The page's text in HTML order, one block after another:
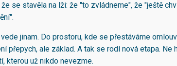
se stavěla na lži: že "to zvládneme", že "ještě
jinam. Do prostoru, kde se přestáváme
přepych, ale základ. A tak se rodí nová etapa. Ne
kterou už nikdo nevezme.